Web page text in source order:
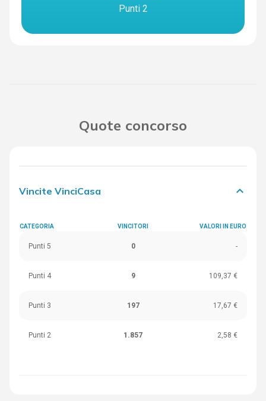
Punti 2
Quote concorso
Vincite VinciCasa keyboard_arrow_down
CATEGORIA VINCITORI VALORI IN EURO
Punti 5 0 -
Punti 4 9 109,37 €
Punti 3 197 17,67 €
Punti 2 1.857 2,58 €